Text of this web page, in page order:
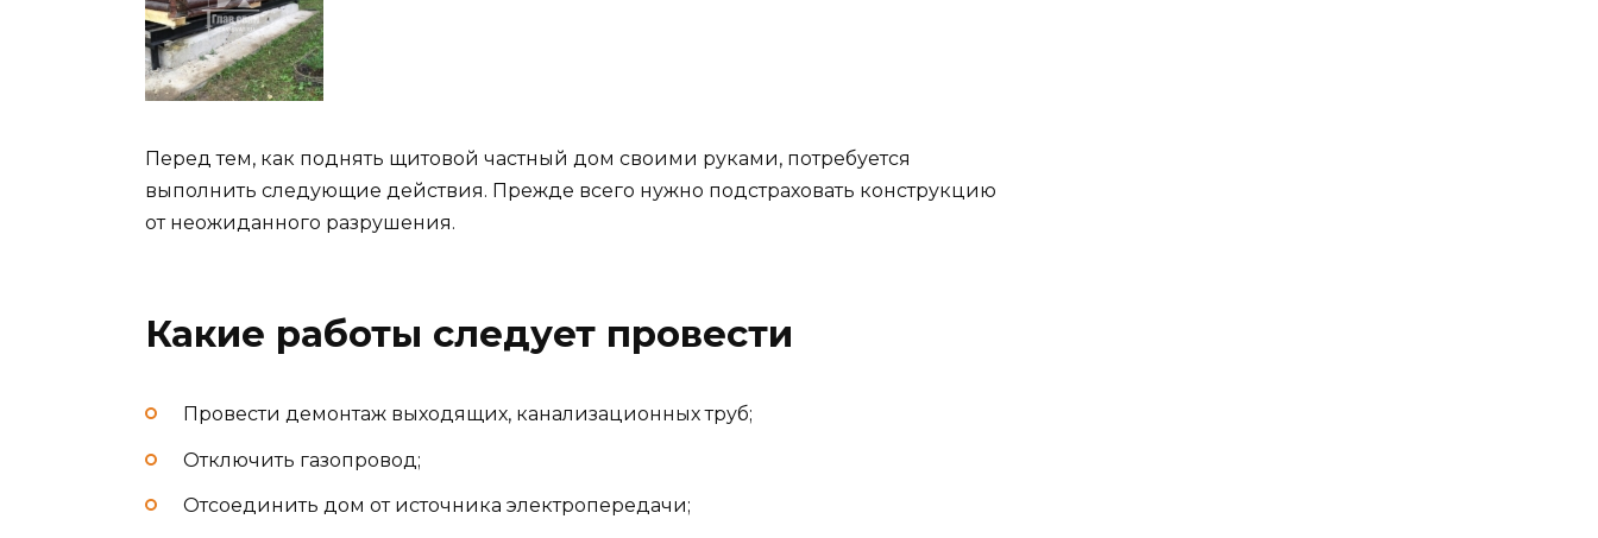
Перед тем, как поднять щитовой частный дом своими руками, потребуется
выполнить следующие действия. Прежде всего нужно подстраховать конструкцию
от неожиданного разрушения.
Какие работы следует провести
Провести демонтаж выходящих, канализационных труб;
Отключить газопровод;
Отсоединить дом от источника электропередачи;